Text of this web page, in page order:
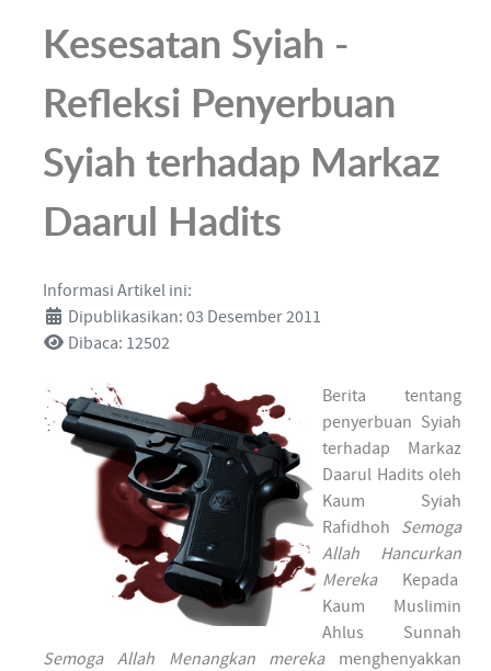
Kesesatan Syiah -
Refleksi Penyerbuan
Syiah terhadap Markaz
Daarul Hadits
Informasi Artikel ini:
Dipublikasikan: 03 Desember 2011
Dibaca: 12502
Berita tentang
penyerbuan Syiah
terhadap Markaz
Daarul Hadits oleh
Kaum Syiah
Rafidhoh Semoga
Allah Hancurkan
MerekaKepada
Kaum Muslimin
Ahlus Sunnah
Semoga Allah Menangkan merekamenghenyakkan